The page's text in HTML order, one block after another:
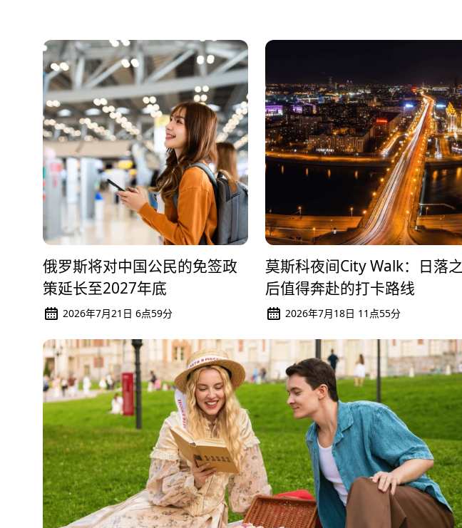
俄罗斯将对中国公民的免签政
策延长至2027年底
2026年7月21日 6点59分
莫斯科夜间City Walk：日落之
后值得奔赴的打卡路线
2026年7月18日 11点55分